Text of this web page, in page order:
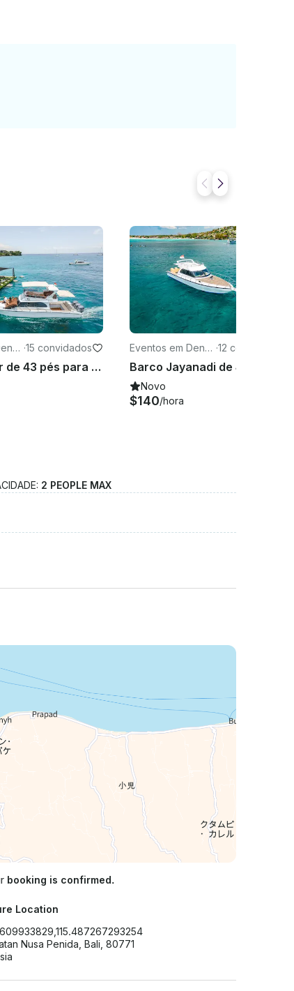
a flexibilidade ajuda a aproveitar ao
·15 convidados
Iate a motor de 43 pés para 15 pessoas para passeio de barco em Nusa Penida
Eventos em Denp
asar
·12 convidados
Novo
$140/hora
2 PEOPLE MAX
booking is confirmed.
Location
Nusa Penida, Bali, 80771